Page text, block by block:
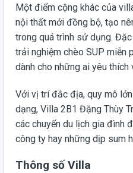
Một điểm cộng khác của
nội thất mới đồng bộ, tạo
trong quá trình sử dụng.
trải nghiệm chèo SUP miễn
dành cho những ai yêu thích
Với vị trí đắc địa, quy mô
dạng, Villa 2B1 Đặng Thùy
các chuyến du lịch gia đình
công ty hay những dịp sum
Thông số Villa